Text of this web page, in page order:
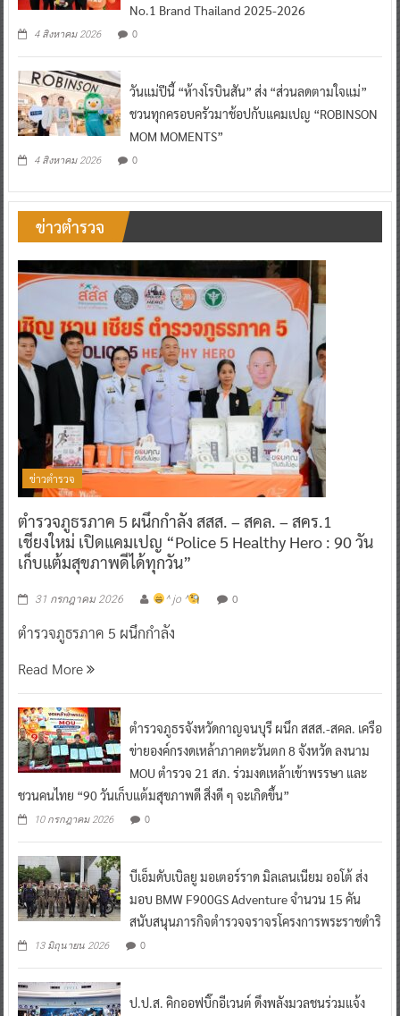
No.1 Brand Thailand 2025-2026
4 สิงหาคม 2026 0
วันแม่ปีนี้ “ห้างโรบินสัน” ส่ง “ส่วนลดตามใจแม่”
ชวนทุกครอบครัวมาช้อปกับแคมเปญ “ROBINSON
MOM MOMENTS”
4 สิงหาคม 2026 0
ข่าวตำรวจ
ข่าวตำรวจ
ตำรวจภูธรภาค 5 ผนึกกำลัง สสส. – สคล. – สคร.1
เชียงใหม่ เปิดแคมเปญ “Police 5 Healthy Hero : 90 วัน
เก็บแต้มสุขภาพดีได้ทุกวัน”
31 กรกฎาคม 2026 ^ jo ^ 0
ตำรวจภูธรภาค 5 ผนึกกำลัง
Read More
ตำรวจภูธรจังหวัดกาญจนบุรี ผนึก สสส.-สคล. เครือ
ข่ายองค์กรงดเหล้าภาคตะวันตก 8 จังหวัด ลงนาม
MOU ตำรวจ 21 สภ. ร่วมงดเหล้าเข้าพรรษา และ
ชวนคนไทย “90 วันเก็บแต้มสุขภาพดี สิ่งดี ๆ จะเกิดขึ้น”
10 กรกฎาคม 2026 0
บีเอ็มดับเบิลยู มอเตอร์ราด มิลเลนเนียม ออโต้ ส่ง
มอบ BMW F900GS Adventure จำนวน 15 คัน
สนับสนุนภารกิจตำรวจจราจรโครงการพระราชดำริ
13 มิถุนายน 2026 0
ป.ป.ส. คิกออฟบิ๊กอีเวนต์ ดึงพลังมวลชนร่วมแจ้ง